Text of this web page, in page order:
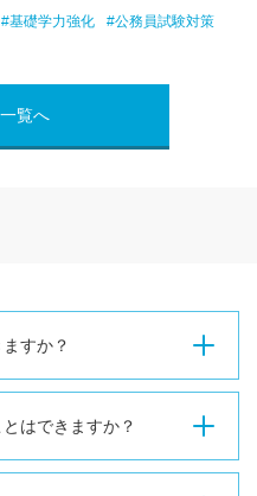
#基礎学力強化
#公務員試験対策
覧へ
すか？
はできますか？